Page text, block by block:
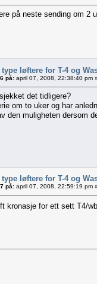
på neste sending om 2
type løftere for T-4 og
på: april 07, 2008, 22:38:40 pm
det tidligere?
om to uker og har
den muligheten dersom
type løftere for T-4 og
på: april 07, 2008, 22:59:19 pm
kronasje for ett sett T4/